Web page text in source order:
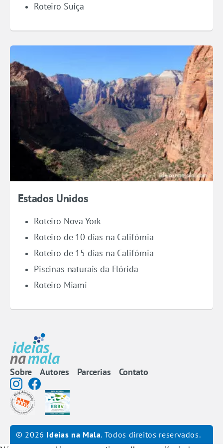
Roteiro Suíça
Estados Unidos
Roteiro Nova York
Roteiro de 10 dias na Califórnia
Roteiro de 15 dias na Califórnia
Piscinas naturais da Flórida
Roteiro Miami
Sobre Autores Parcerias Contato
© 2026 Ideias na Mala. Todos direitos reservados.